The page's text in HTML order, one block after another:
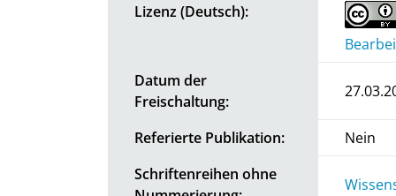
Lizenz (Deutsch):
Datum der
Freischaltung:
Referierte Publikation:
Nein
Schriftenreihen ohne